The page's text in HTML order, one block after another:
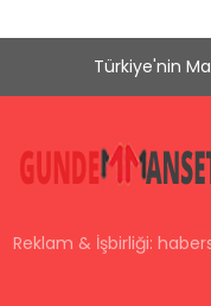
Türkiye'nin
Reklam & İşbirliği: